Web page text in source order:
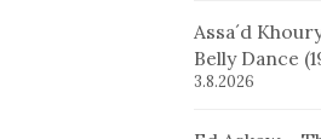
Assa´d
Belly Dance
3.8.2026